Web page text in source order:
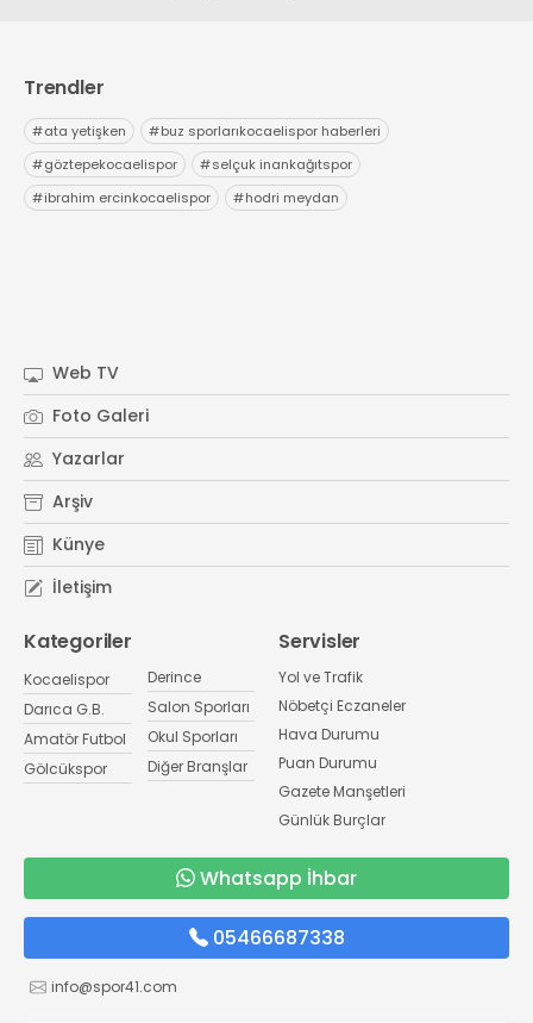
Trendler
#ata yetişken #buz sporlarıkocaelispor haberleri
#göztepekocaelispor #selçuk inankağıtspor
#ibrahim ercinkocaelispor #hodri meydan
Web TV
Foto Galeri
Yazarlar
Arşiv
Künye
İletişim
Kategoriler
Kocaelispor
Darıca G.B.
Amatör Futbol
Gölcükspor
Derince
Salon Sporları
Okul Sporları
Diğer Branşlar
Servisler
Yol ve Trafik
Nöbetçi Eczaneler
Hava Durumu
Puan Durumu
Gazete Manşetleri
Günlük Burçlar
Whatsapp İhbar
05466687338
info@spor41.com